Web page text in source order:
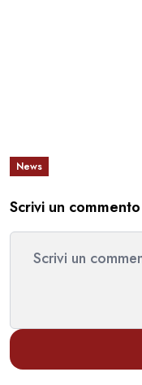
News
Scrivi un commento